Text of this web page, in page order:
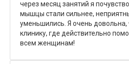
через месяц занятий я
мышцы стали сильнее,
уменьшились. Я очень довольна,
клинику, где действительно
всем женщинам!